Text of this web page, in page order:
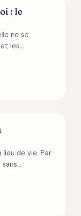
: le
ne se
les…
lieu de vie. Par